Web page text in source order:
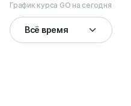
График курса GO на сегодня